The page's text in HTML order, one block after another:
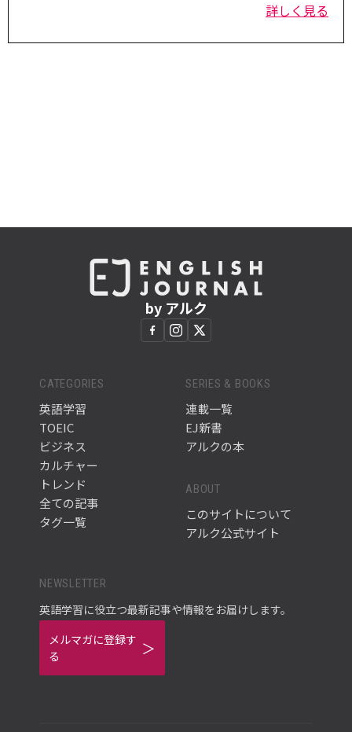
詳しく見る
by アルク
CATEGORIES
英語学習
TOEIC
ビジネス
カルチャー
トレンド
全ての記事
タグ一覧
SERIES & BOOKS
連載一覧
EJ新書
アルクの本
ABOUT
このサイトについて
アルク公式サイト
NEWSLETTER
英語学習に役立つ最新記事や情報をお届けします。
メルマガに登録す
る